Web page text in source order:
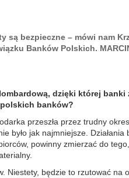
są bezpieczne – mówi nam
Banków Polskich.
dzięki której banki
banków?
przeszła przez trudny
było jak najmniejsze. Działania
powinny zmierzać do
Niestety, będzie to rzutować na